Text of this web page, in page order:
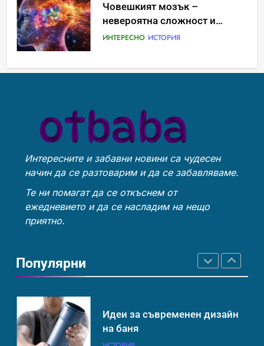
Човешкият мозък –
невероятна сложност и
възможност
ИНТЕРЕСНО ИСТОРИЯ
ИСТОРИЯ
Идеи за съвременен дизайн
на баня
ИСТОРИЯ
Технологични оръжия, от
които се нуждаем, за да се
Интересните и забавни новини са чудесен
начин да се разтоварим и да се забавляваме.
Те ни помагат да се откъснем от
ежедневието и да се насладим на нещо
приятно.
Популярни
Забаба
ИСТОРИЯ
борим с глобалното
затопляне
ТЕХНОЛОГИИ
Човешкият мозък –
невероятна сложност и
ИНТЕРЕСНО ИСТОРИЯ
свързани със смъртта
Идеи за съвременен дизайн
на баня